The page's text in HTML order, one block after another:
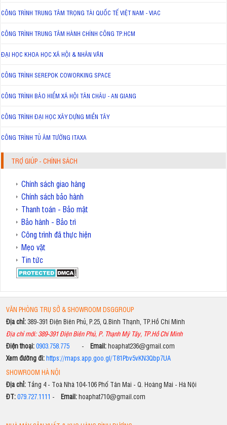
CÔNG TRÌNH TRUNG TÂM TRỌNG TÀI QUỐC TẾ VIỆT NAM - VIAC
CÔNG TRÌNH TRUNG TÂM HÀNH CHÍNH CÔNG TP.HCM
ĐẠI HỌC KHOA HỌC XÃ HỘI & NHÂN VĂN
CÔNG TRÌNH SEREPOK COWORKING SPACE
CÔNG TRÌNH BẢO HIỂM XÃ HỘI TÂN CHÂU - AN GIANG
CÔNG TRÌNH ĐẠI HỌC XÂY DỰNG MIỀN TÂY
CÔNG TRÌNH TỦ ÂM TƯỜNG ITAXA
TRỢ GIÚP - CHÍNH SÁCH
Chính sách giao hàng
Chính sách bảo hành
Thanh toán - Bảo mật
Bảo hành - Bảo trì
Công trình đã thực hiện
Mẹo vặt
Tin tức
VĂN PHÒNG TRỤ SỞ & SHOWROOM DSGGROUP
Địa chỉ: 389-391 Điện Biên Phủ, P.25, Q.Bình Thạnh, TP.Hồ Chí Minh
Địa chỉ mới: 389-391 Điện Biên Phủ, P. Thạnh Mỹ Tây, TP.Hồ Chí Minh
Điện thoại:0903.758.775- Email:hoaphat236@gmail.com
Xem đường đi:https://maps.app.goo.gl/T81Pbv5vKN3Qbp7UA
SHOWROOM HÀ NỘI
Địa chỉ:Tầng 4 - Toà Nhà 104-106 Phố Tân Mai - Q. Hoàng Mai - Hà Nội
ĐT:079.727.1111 - Email:hoaphat710@gmail.com